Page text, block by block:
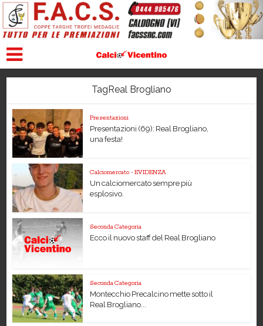
TagReal Brogliano
Presentazioni
Presentazioni (69): Real Brogliano,
una festa!
Calciomercato • EVIDENZA
Un calciomercato sempre più
esplosivo.
Seconda Categoria
Ecco il nuovo staff del Real Brogliano
Seconda Categoria
Montecchio Precalcino mette sotto il
Real Brogliano...